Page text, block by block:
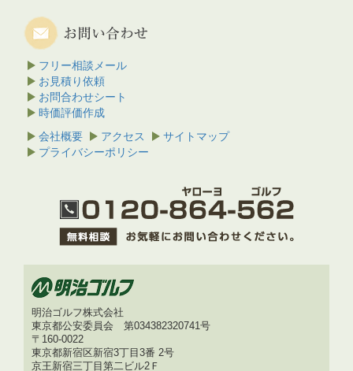
良く、都内から気軽にプレー出来る環境にありま
見る
横浜カントリークラブ
歴史は50年。来年は西コースで日本女子オープン
開催が決まっています。 東コース改造も大変なコ
飯能ゴルフクラブ 安達義一支配人と対
談
います。先ほど名物ホールのアウトの1番・８番と
インの10番・15番を拝見させていただきました。
一支配人と対談の続きを見る
レイクウッドゴルフクラブ
フリー相談メール
お見積り依頼
お問合わせシート
時価評価作成
会社概要
アクセス
サイトマップ
プライバシーポリシー
明治ゴルフ株式会社
東京都公安委員会 第034382320741号
〒160-0022
東京都新宿区新宿3丁目3番 2号
京王新宿三丁目第二ビル2Ｆ